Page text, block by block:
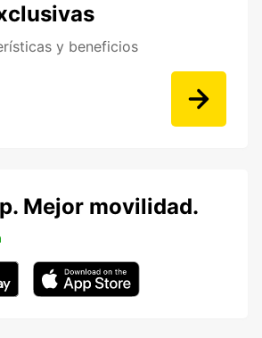
y beneficios
Mejor movilidad.